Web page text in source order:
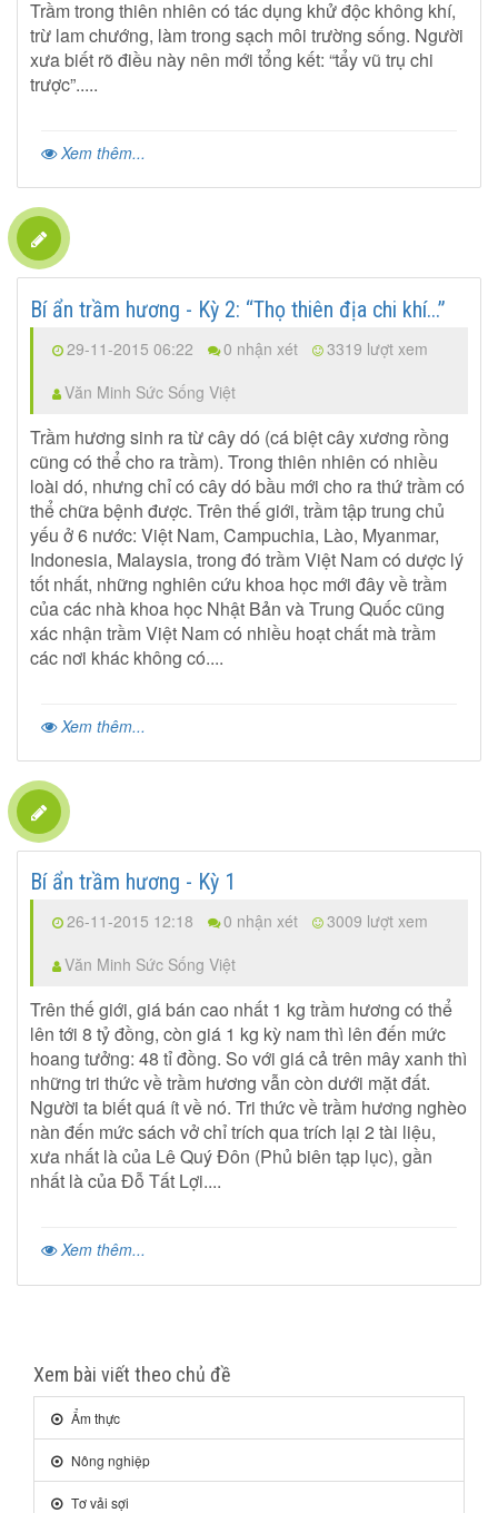
Trầm trong thiên nhiên có tác dụng khử độc không khí,
trừ lam chướng, làm trong sạch môi trường sống. Người
xưa biết rõ điều này nên mới tổng kết: “tẩy vũ trụ chi
trược”.....
Xem thêm...
Bí ẩn trầm hương - Kỳ 2: “Thọ thiên địa chi khí...”
29-11-2015 06:22 0 nhận xét
3319 lượt xem
Văn Minh Sức Sống Việt
Trầm hương sinh ra từ cây dó (cá biệt cây xương rồng
cũng có thể cho ra trầm). Trong thiên nhiên có nhiều
loài dó, nhưng chỉ có cây dó bầu mới cho ra thứ trầm có
thể chữa bệnh được. Trên thế giới, trầm tập trung chủ
yếu ở 6 nước: Việt Nam, Campuchia, Lào, Myanmar,
Indonesia, Malaysia, trong đó trầm Việt Nam có dược lý
tốt nhất, những nghiên cứu khoa học mới đây về trầm
của các nhà khoa học Nhật Bản và Trung Quốc cũng
xác nhận trầm Việt Nam có nhiều hoạt chất mà trầm
các nơi khác không có....
Xem thêm...
Bí ẩn trầm hương - Kỳ 1
26-11-2015 12:18 0 nhận xét
3009 lượt xem
Văn Minh Sức Sống Việt
Trên thế giới, giá bán cao nhất 1 kg trầm hương có thể
lên tới 8 tỷ đồng, còn giá 1 kg kỳ nam thì lên đến mức
hoang tưởng: 48 tỉ đồng. So với giá cả trên mây xanh thì
những tri thức về trầm hương vẫn còn dưới mặt đất.
Người ta biết quá ít về nó. Tri thức về trầm hương nghèo
nàn đến mức sách vở chỉ trích qua trích lại 2 tài liệu,
xưa nhất là của Lê Quý Đôn (Phủ biên tạp lục), gần
nhất là của Đỗ Tất Lợi....
Xem thêm...
Xem bài viết theo chủ đề
Ẩm thực
Nông nghiệp
Tơ vải sợi